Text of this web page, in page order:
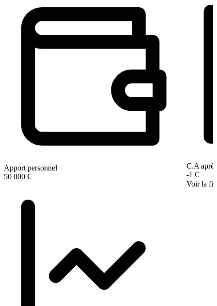
Apport personnel
50 000 €
C.A
-1 €
Voir la